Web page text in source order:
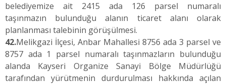
belediyemize ait 2415 ada 126 parsel numaralı
taşınmazın bulunduğu alanın ticaret alanı olarak
planlanması talebinin görüşülmesi.
42.Melikgazi İlçesi, Anbar Mahallesi 8756 ada 3 parsel ve
8757 ada 1 parsel numaralı taşınmazların bulunduğu
alanda Kayseri Organize Sanayi Bölge Müdürlüğü
tarafından yürütmenin durdurulması hakkında açılan